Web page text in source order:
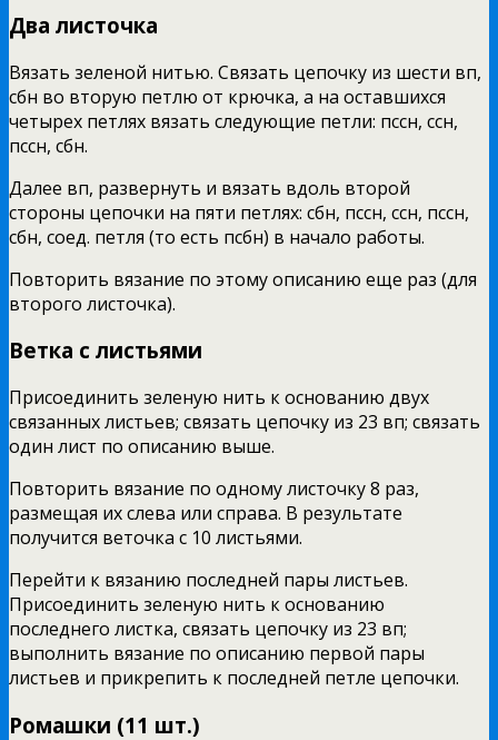
Два листочка
Вязать зеленой нитью. Связать цепочку из шести вп,
сбн во вторую петлю от крючка, а на оставшихся
четырех петлях вязать следующие петли: пссн, ссн,
пссн, сбн.
Далее вп, развернуть и вязать вдоль второй
стороны цепочки на пяти петлях: сбн, пссн, ссн, пссн,
сбн, соед. петля (то есть псбн) в начало работы.
Повторить вязание по этому описанию еще раз (для
второго листочка).
Ветка с листьями
Присоединить зеленую нить к основанию двух
связанных листьев; связать цепочку из 23 вп; связать
один лист по описанию выше.
Повторить вязание по одному листочку 8 раз,
размещая их слева или справа. В результате
получится веточка с 10 листьями.
Перейти к вязанию последней пары листьев.
Присоединить зеленую нить к основанию
последнего листка, связать цепочку из 23 вп;
выполнить вязание по описанию первой пары
листьев и прикрепить к последней петле цепочки.
Ромашки (11 шт.)